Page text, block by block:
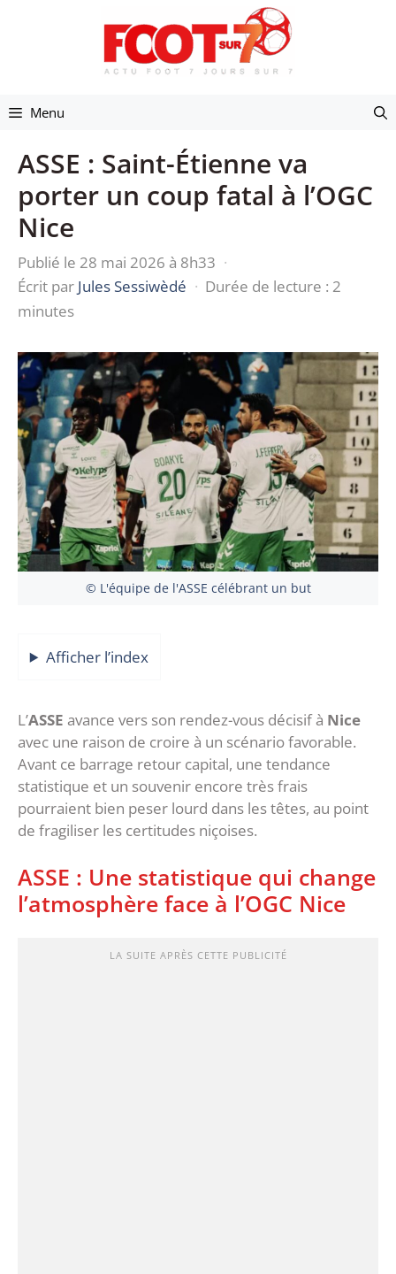
Menu
ASSE : Saint-Étienne va
porter un coup fatal à l’OGC
Nice
Publié le 28 mai 2026 à 8h33 ·
Écrit par Jules Sessiwèdé · Durée de lecture : 2
minutes
© L'équipe de l'ASSE célébrant un but
Afficher l’index
‎L’ASSE avance vers son rendez-vous décisif à Nice
avec une raison de croire à un scénario favorable.
Avant ce barrage retour capital, une tendance
statistique et un souvenir encore très frais
pourraient bien peser lourd dans les têtes, au point
de fragiliser les certitudes niçoises.
‎ASSE : Une statistique qui change
l’atmosphère face à l’OGC Nice
LA SUITE APRÈS CETTE PUBLICITÉ